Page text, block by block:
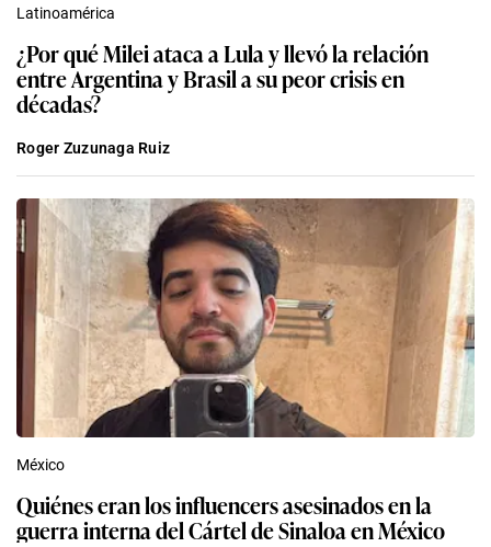
Latinoamérica
¿Por qué Milei ataca a Lula y llevó la relación
entre Argentina y Brasil a su peor crisis en
décadas?
Roger Zuzunaga Ruiz
México
Quiénes eran los influencers asesinados en la
guerra interna del Cártel de Sinaloa en México